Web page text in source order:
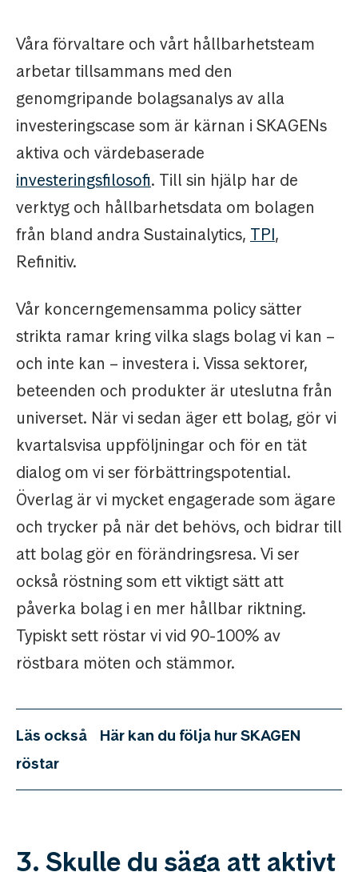
Våra förvaltare och vårt hållbarhetsteam
arbetar tillsammans med den
genomgripande bolagsanalys av alla
investeringscase som är kärnan i SKAGENs
aktiva och värdebaserade
investeringsfilosofi. Till sin hjälp har de
verktyg och hållbarhetsdata om bolagen
från bland andra Sustainalytics, TPI,
Refinitiv.
Vår koncerngemensamma policy sätter
strikta ramar kring vilka slags bolag vi kan –
och inte kan – investera i. Vissa sektorer,
beteenden och produkter är uteslutna från
universet. När vi sedan äger ett bolag, gör vi
kvartalsvisa uppföljningar och för en tät
dialog om vi ser förbättringspotential.
Överlag är vi mycket engagerade som ägare
och trycker på när det behövs, och bidrar till
att bolag gör en förändringsresa. Vi ser
också röstning som ett viktigt sätt att
påverka bolag i en mer hållbar riktning.
Typiskt sett röstar vi vid 90-100% av
röstbara möten och stämmor.
Läs också
Här kan du följa hur SKAGEN
röstar
3. Skulle du säga att aktivt